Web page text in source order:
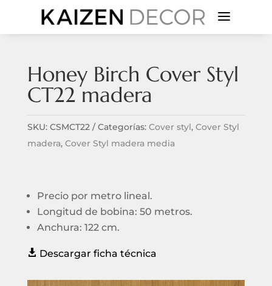
a
Honey Birch Cover Styl
CT22 madera
SKU: CSMCT22 Categorías: Cover styl, Cover Styl
madera, Cover Styl madera media
Precio por metro lineal.
Longitud de bobina: 50 metros.
Anchura: 122 cm.
 Descargar ficha técnica